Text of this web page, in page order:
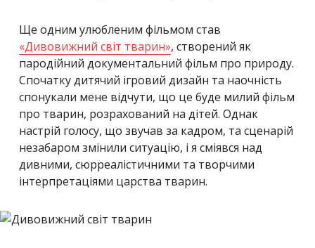
Ще одним улюбленим фільмом став
«Дивовижний світ тварин», створений як
пародійний документальний фільм про природу.
Спочатку дитячий ігровий дизайн та наочність
спонукали мене відчути, що це буде милий фільм
про тварин, розрахований на дітей. Однак
настрій голосу, що звучав за кадром, та сценарій
незабаром змінили ситуацію, і я сміявся над
дивними, сюрреалістичними та творчими
інтерпретаціями царства тварин.